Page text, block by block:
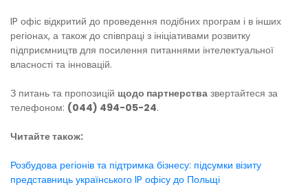
IP офіс відкритий до проведення подібних програм і в інших
регіонах, а також до співпраці з ініціативами розвитку
підприємництв для посилення питаннями інтелектуальної
власності та інновацій.
З питань та пропозицій щодо партнерства звертайтеся за
телефоном: (044) 494-05-24.
Читайте також:
Розбудова регіонів та підтримка бізнесу: підсумки візиту
представниць українського IP офісу до Польщі